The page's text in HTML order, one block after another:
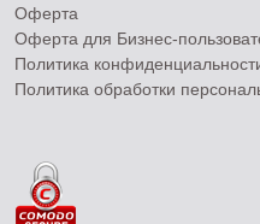
Оферта
Оферта для Бизнес-
Политика
Политика обработки